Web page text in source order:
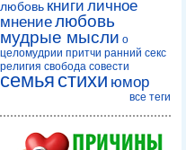
любовь книги личное
мнениелюбовь
мудрые мысли о
целомудрии притчи ранний секс
религия свобода совести
семья стихи юмор
все теги